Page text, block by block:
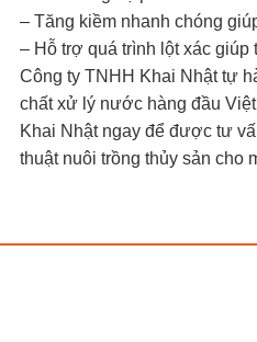
– Tăng kiềm nhanh chóng
– Hỗ trợ quá trình lột xác giúp
Công ty TNHH Khai Nhật tự
chất xử lý nước hàng đầu
Khai Nhật ngay để được tư
thuật nuôi trồng thủy sản cho